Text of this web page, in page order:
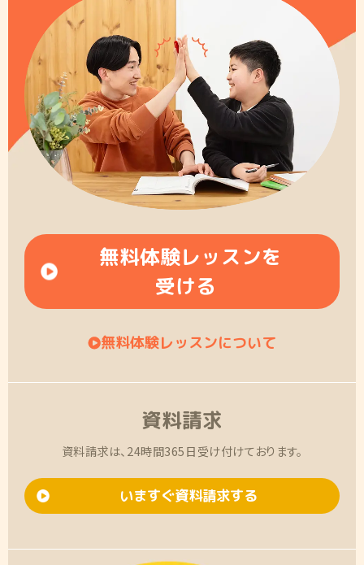
無料体験レッスンを
受ける
無料体験レッスンについて
資料請求
資料請求は、24時間365日受け付けております。
いますぐ資料請求する